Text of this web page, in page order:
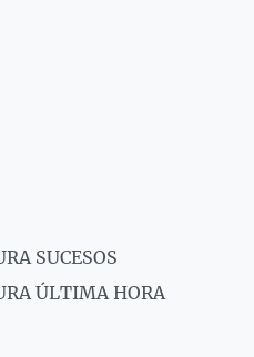
SUCESOS
ÚLTIMA HORA